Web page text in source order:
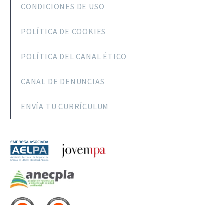
CONDICIONES DE USO
POLÍTICA DE COOKIES
POLÍTICA DEL CANAL ÉTICO
CANAL DE DENUNCIAS
ENVÍA TU CURRÍCULUM